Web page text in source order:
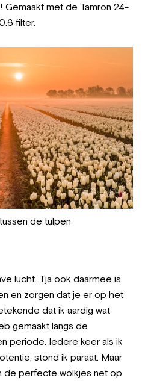
met de Tamron 24-
filter.
de tulpen
lucht. Tja ook daarmee is
en zorgen dat je er op het
dat ik aardig wat
gemaakt langs de
periode. Iedere keer als ik
stond ik paraat. Maar
de perfecte wolkjes net op